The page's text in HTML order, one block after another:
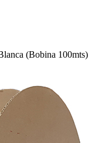
(Bobina 100mts)